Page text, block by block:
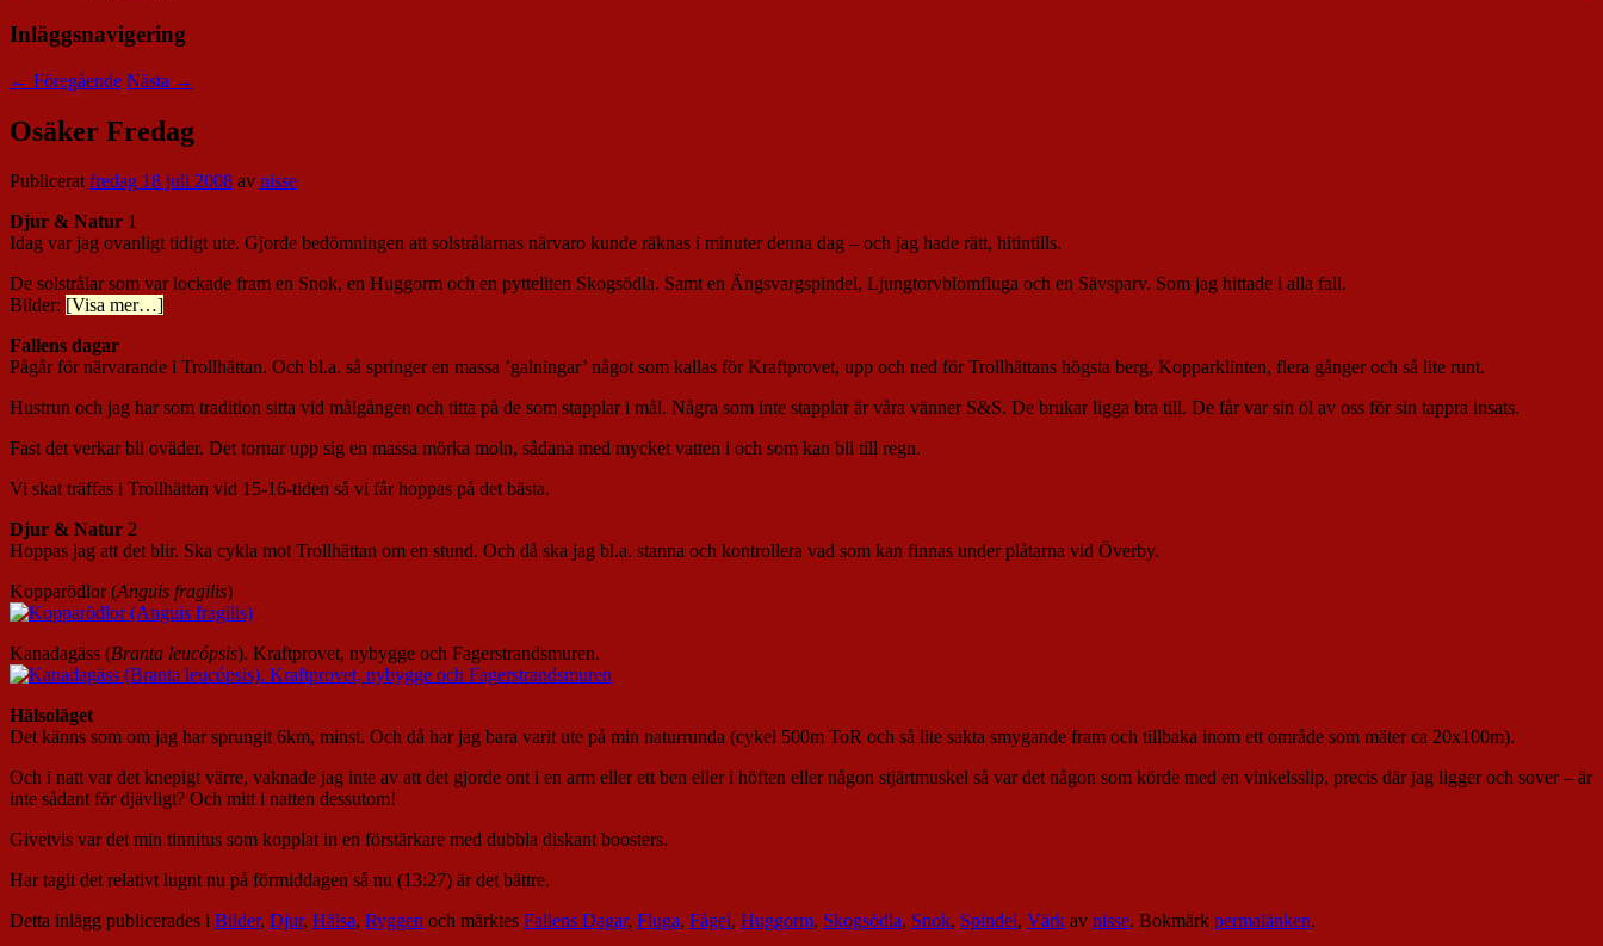
Inläggsnavigering
← Föregående Nästa →
Osäker Fredag
Publiceratfredag 18 juli 2008 av nisse
Djur & Natur 1
Idag var jag ovanligt tidigt ute. Gjorde bedömningen att solstrålarnas närvaro kunde räknas i minuter denna dag – och jag hade rätt, hitintills.
De solstrålar som var lockade fram en Snok, en Huggorm och en pytteliten Skogsödla. Samt en Ängsvargspindel, Ljungtorvblomfluga och en Sävsparv. Som jag hittade i alla fall.
Bilder: [Visa mer…]
Fallens dagar
Pågår för närvarande i Trollhättan. Och bl.a. så springer en massa ’galningar’ något som kallas för Kraftprovet, upp och ned för Trollhättans högsta berg, Kopparklinten, flera gånger och så lite runt.
Hustrun och jag har som tradition sitta vid målgången och titta på de som stapplar i mål. Några som inte stapplar är våra vänner S&S. De brukar ligga bra till. De får var sin öl av oss för sin tappra insats.
Fast det verkar bli oväder. Det tornar upp sig en massa mörka moln, sådana med mycket vatten i och som kan bli till regn.
Vi skat träffas i Trollhättan vid 15-16-tiden så vi får hoppas på det bästa.
Djur & Natur 2
Hoppas jag att det blir. Ska cykla mot Trollhättan om en stund. Och då ska jag bl.a. stanna och kontrollera vad som kan finnas under plåtarna vid Överby.
Kopparödlor (Anguis fragilis)
Kanadagäss (Branta leucópsis). Kraftprovet, nybygge och Fagerstrandsmuren.
Hälsoläget
Det känns som om jag har sprungit 6km, minst. Och då har jag bara varit ute på min naturrunda (cykel 500m ToR och så lite sakta smygande fram och tillbaka inom ett område som mäter ca 20x100m).
Och i natt var det knepigt värre, vaknade jag inte av att det gjorde ont i en arm eller ett ben eller i höften eller någon stjärtmuskel så var det någon som körde med en vinkelsslip, precis där jag ligger och sover – är
inte sådant för djävligt? Och mitt i natten dessutom!
Givetvis var det min tinnitus som kopplat in en förstärkare med dubbla diskant boosters.
Har tagit det relativt lugnt nu på förmiddagen så nu (13:27) är det bättre.
Detta inlägg publicerades i Bilder, Djur, Hälsa, Ryggen och märktes Fallens Dagar, Fluga, Fågel, Huggorm, Skogsödla, Snok, Spindel, Värk av nisse. Bokmärk permalänken.